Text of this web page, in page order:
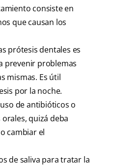
consiste en
que causan los
prótesis dentales es
prevenir problemas
mismas. Es útil
por la noche.
de antibióticos o
quizá deba
cambiar el
de saliva para tratar la